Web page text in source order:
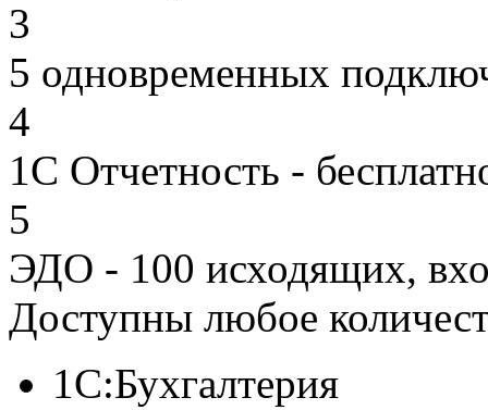
3
5 одновременных
4
1С Отчетность -
5
ЭДО - 100 исходящих,
Доступны любое
1C:Бухгалтерия